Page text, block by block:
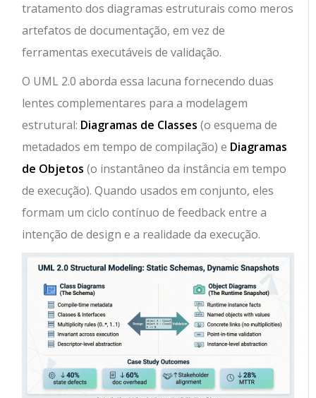
tratamento dos diagramas estruturais como meros
artefatos de documentação, em vez de
ferramentas executáveis de validação.
O UML 2.0 aborda essa lacuna fornecendo duas
lentes complementares para a modelagem
estrutural: Diagramas de Classes (o esquema de
metadados em tempo de compilação) e Diagramas
de Objetos (o instantâneo da instância em tempo
de execução). Quando usados em conjunto, eles
formam um ciclo contínuo de feedback entre a
intenção de design e a realidade da execução.